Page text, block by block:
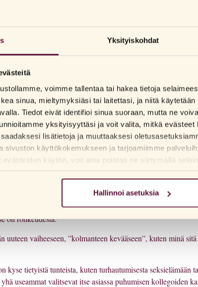
Yksityiskohdat
voimme tallentaa tai hakea tietoja
sinua, mieltymyksiäsi tai laitettasi, ja niitä
Tiedot eivät identifioi sinua suoraan, mutta ne
yksityisyyttäsi ja voit valita, mitkä evästeet
lisätietoja ja muuttaaksesi
sivuston käyttökokemukseen ja tarjoamiimme
käytön, voit aina poistaa ne siirtymällä
Hallinnoi asetuksia
VAIHEESEEN
Vain 16 % tutkimukseen osallistuneista naisista kertoi
ja Zeina Mourtadalla on vaihdevuodet vielä edessä,
se on mitä se on. Luulen, että tulee olemaan
en tiedä, miten kehoni käyttäytyy”, Zeina sanoo ja
RFSU:n itsearviointitestin.
APUA
omasta vaihdevuosikokemuksestasi ja saada neuvoja
on rohkeudesta.
vaiheeseen, ”kolmanteen kevääseen”, kuten minä
tietyistä tunteista, kuten turhautumisesta seksielämään
useammat valitsevat itse asiassa puhumisen kollegoiden